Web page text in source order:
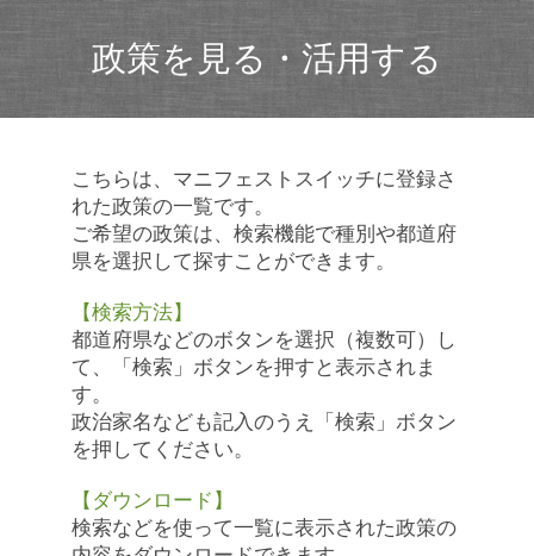
政策を見る・活用する
こちらは、マニフェストスイッチに登録さ
れた政策の一覧です。
ご希望の政策は、検索機能で種別や都道府
県を選択して探すことができます。
【検索方法】
都道府県などのボタンを選択（複数可）し
て、「検索」ボタンを押すと表示されま
す。
政治家名なども記入のうえ「検索」ボタン
を押してください。
【ダウンロード】
検索などを使って一覧に表示された政策の